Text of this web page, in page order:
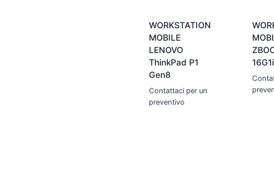
WORKSTATION
MOBILE
LENOVO
ThinkPad P1
Gen8
Contattaci per un
preventivo
16G1i